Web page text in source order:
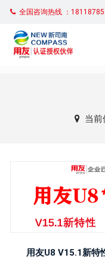
全国咨询热线 ：
当
用友U8 V15.1新特